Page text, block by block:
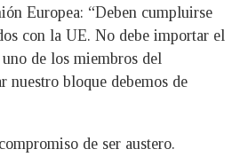
Europea: “Deben cumpluirse
con la UE. No debe importar el
de los miembros del
nuestro bloque debemos de
de ser austero.